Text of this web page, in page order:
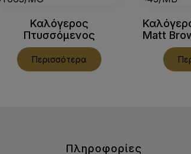
Καλόγερος
Πτυσσόμενος
Micaceous Grey -
ST063/MG
Περισσότερα
Matt
Πληροφορίες